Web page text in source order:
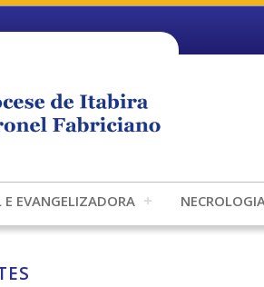
E EVANGELIZADORA